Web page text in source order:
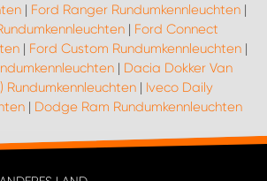
| Ford Ranger Rundumkennleuchten|
| Ford Connect
| Ford Custom Rundumkennleuchten |
| Dacia Dokker Van
Rundumkennleuchten | Iveco Daily
| Dodge Ram Rundumkennleuchten